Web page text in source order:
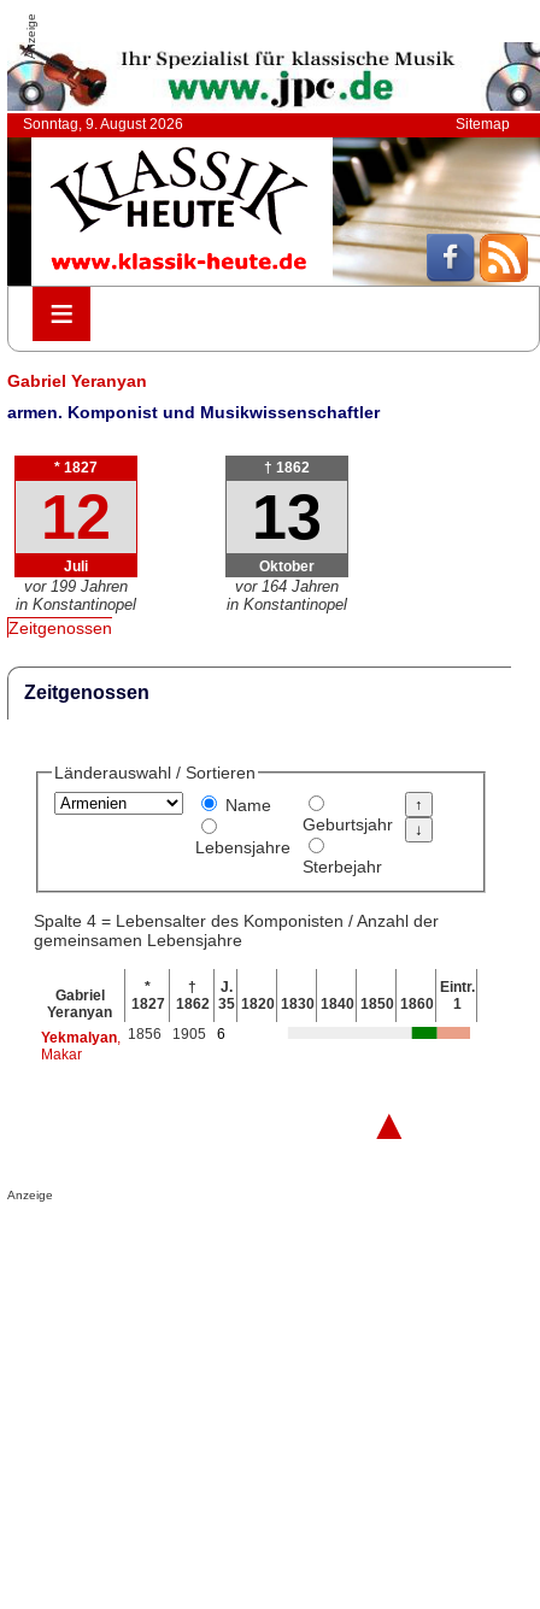
Anzeige
Sonntag, 9. August 2026 Sitemap
≡
≡
Gabriel Yeranyan
armen. Komponist und Musikwissenschaftler
* 1827
12
Juli
vor 199 Jahren
in Konstantinopel
† 1862
13
Oktober
vor 164 Jahren
in Konstantinopel
Zeitgenossen
Zeitgenossen
Länderauswahl / Sortieren
Name
Lebensjahre
Geburtsjahr
Sterbejahr
Spalte 4 = Lebensalter des Komponisten / Anzahl der
gemeinsamen Lebensjahre
Gabriel
Yeranyan
*
1827
†
1862
J.
35 1820 1830 1840 1850 1860
Eintr.
1
Yekmalyan,
Makar
1856 1905 6
▲
Anzeige